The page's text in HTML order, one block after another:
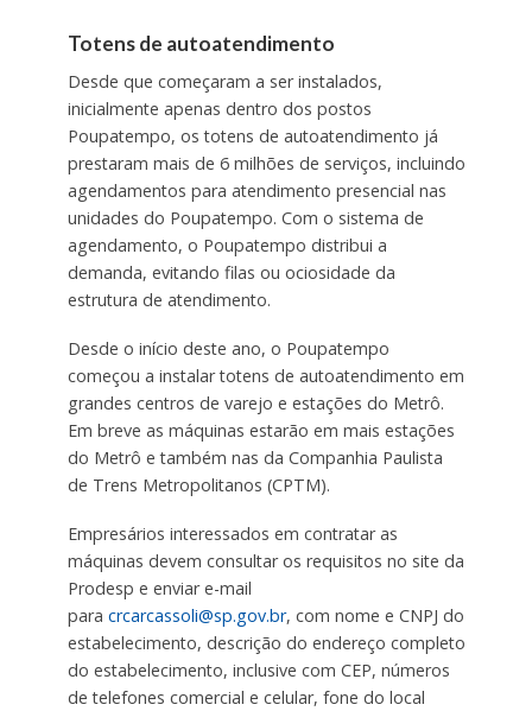
Totens de autoatendimento
Desde que começaram a ser instalados,
inicialmente apenas dentro dos postos
Poupatempo, os totens de autoatendimento já
prestaram mais de 6 milhões de serviços, incluindo
agendamentos para atendimento presencial nas
unidades do Poupatempo. Com o sistema de
agendamento, o Poupatempo distribui a
demanda, evitando filas ou ociosidade da
estrutura de atendimento.
Desde o início deste ano, o Poupatempo
começou a instalar totens de autoatendimento em
grandes centros de varejo e estações do Metrô.
Em breve as máquinas estarão em mais estações
do Metrô e também nas da Companhia Paulista
de Trens Metropolitanos (CPTM).
Empresários interessados em contratar as
máquinas devem consultar os requisitos no site da
Prodesp e enviar e-mail
para crcarcassoli@sp.gov.br, com nome e CNPJ do
estabelecimento, descrição do endereço completo
do estabelecimento, inclusive com CEP, números
de telefones comercial e celular, fone do local